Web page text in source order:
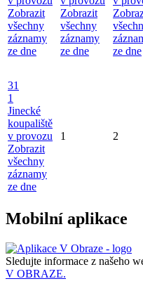
Zobrazit
všechny
záznamy
ze dne
Zobrazit
všechny
záznamy
ze dne
ze dne
31
1
Jinecké
koupaliště
v provozu
Zobrazit
všechny
záznamy
ze dne
1 2
Mobilní aplikace
Sledujte informace z našeho
V OBRAZE.